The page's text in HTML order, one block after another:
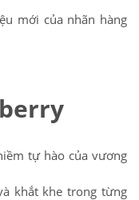
mới của nhãn hàng
tự hào của vương
khắt khe trong từng